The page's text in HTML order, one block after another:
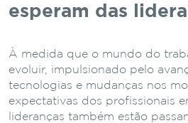
esperam das
À medida que o mundo do
evoluir, impulsionado pelo
tecnologias e mudanças nos
expectativas dos profissionais
lideranças também estão